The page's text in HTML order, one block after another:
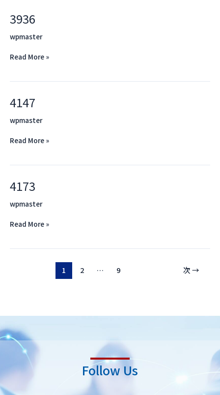
3936
wpmaster
3936
Read More »
4147
wpmaster
4147
Read More »
4173
wpmaster
4173
Read More »
1 2 … 9 次→
Follow Us